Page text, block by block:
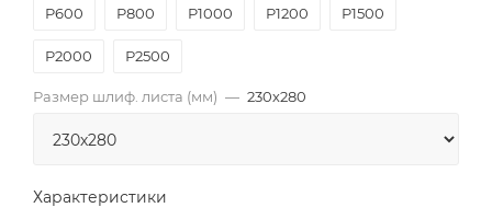
P600 P800 P1000 P1200 P1500
P2000 Р2500
Размер шлиф. листа (мм) — 230х280
Характеристики